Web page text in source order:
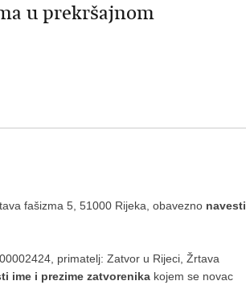
u prekršajnom
fašizma 5, 51000 Rijeka, obavezno navesti
primatelj: Zatvor u Rijeci, Žrtava
ime i prezime zatvorenika kojem se novac